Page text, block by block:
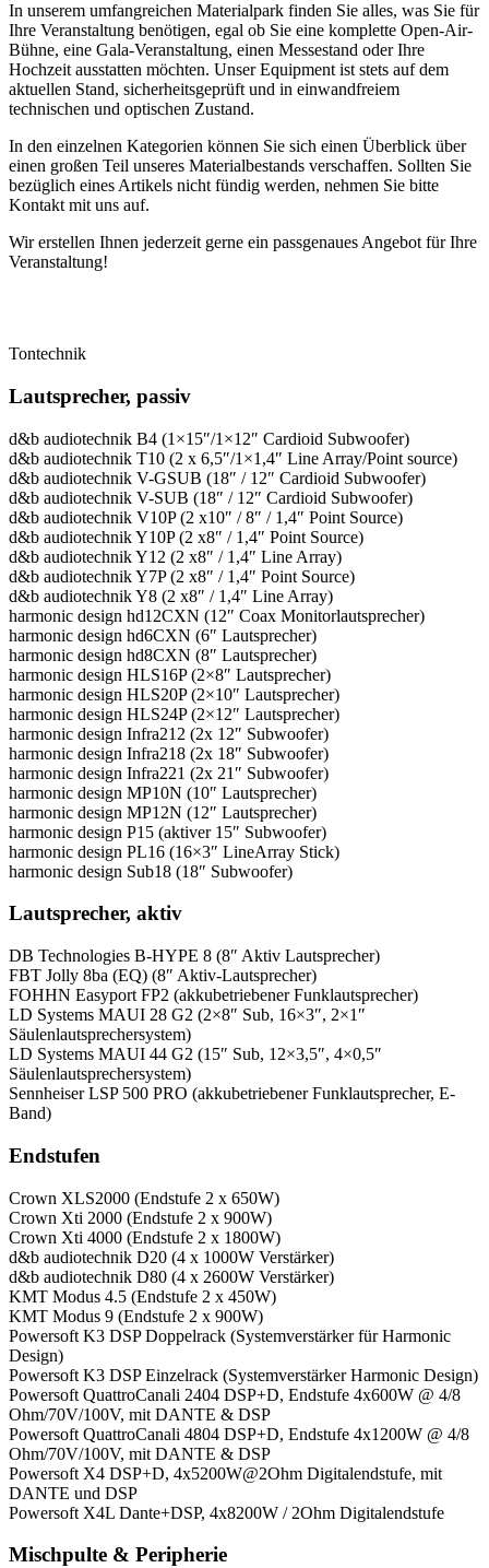
In unserem umfangreichen Materialpark finden Sie alles, was Sie für
Ihre Veranstaltung benötigen, egal ob Sie eine komplette Open-Air-
Bühne, eine Gala-Veranstaltung, einen Messestand oder Ihre
Hochzeit ausstatten möchten. Unser Equipment ist stets auf dem
aktuellen Stand, sicherheitsgeprüft und in einwandfreiem
technischen und optischen Zustand.
In den einzelnen Kategorien können Sie sich einen Überblick über
einen großen Teil unseres Materialbestands verschaffen. Sollten Sie
bezüglich eines Artikels nicht fündig werden, nehmen Sie bitte
Kontakt mit uns auf.
Wir erstellen Ihnen jederzeit gerne ein passgenaues Angebot für Ihre
Veranstaltung!
Tontechnik
Lautsprecher, passiv
d&b audiotechnik B4 (1×15″/1×12″ Cardioid Subwoofer)
d&b audiotechnik T10 (2 x 6,5″/1×1,4″ Line Array/Point source)
d&b audiotechnik V-GSUB (18″ / 12″ Cardioid Subwoofer)
d&b audiotechnik V-SUB (18″ / 12″ Cardioid Subwoofer)
d&b audiotechnik V10P (2 x10″ / 8″ / 1,4″ Point Source)
d&b audiotechnik Y10P (2 x8″ / 1,4″ Point Source)
d&b audiotechnik Y12 (2 x8″ / 1,4″ Line Array)
d&b audiotechnik Y7P (2 x8″ / 1,4″ Point Source)
d&b audiotechnik Y8 (2 x8″ / 1,4″ Line Array)
harmonic design hd12CXN (12″ Coax Monitorlautsprecher)
harmonic design hd6CXN (6″ Lautsprecher)
harmonic design hd8CXN (8″ Lautsprecher)
harmonic design HLS16P (2×8″ Lautsprecher)
harmonic design HLS20P (2×10″ Lautsprecher)
harmonic design HLS24P (2×12″ Lautsprecher)
harmonic design Infra212 (2x 12″ Subwoofer)
harmonic design Infra218 (2x 18″ Subwoofer)
harmonic design Infra221 (2x 21″ Subwoofer)
harmonic design MP10N (10″ Lautsprecher)
harmonic design MP12N (12″ Lautsprecher)
harmonic design P15 (aktiver 15″ Subwoofer)
harmonic design PL16 (16×3″ LineArray Stick)
harmonic design Sub18 (18″ Subwoofer)
Lautsprecher, aktiv
DB Technologies B-HYPE 8 (8″ Aktiv Lautsprecher)
FBT Jolly 8ba (EQ) (8″ Aktiv-Lautsprecher)
FOHHN Easyport FP2 (akkubetriebener Funklautsprecher)
LD Systems MAUI 28 G2 (2×8″ Sub, 16×3″, 2×1″
Säulenlautsprechersystem)
LD Systems MAUI 44 G2 (15″ Sub, 12×3,5″, 4×0,5″
Säulenlautsprechersystem)
Sennheiser LSP 500 PRO (akkubetriebener Funklautsprecher, E-
Band)
Endstufen
Crown XLS2000 (Endstufe 2 x 650W)
Crown Xti 2000 (Endstufe 2 x 900W)
Crown Xti 4000 (Endstufe 2 x 1800W)
d&b audiotechnik D20 (4 x 1000W Verstärker)
d&b audiotechnik D80 (4 x 2600W Verstärker)
KMT Modus 4.5 (Endstufe 2 x 450W)
KMT Modus 9 (Endstufe 2 x 900W)
Powersoft K3 DSP Doppelrack (Systemverstärker für Harmonic
Design)
Powersoft K3 DSP Einzelrack (Systemverstärker Harmonic Design)
Powersoft QuattroCanali 2404 DSP+D, Endstufe 4x600W @ 4/8
Ohm/70V/100V, mit DANTE & DSP
Powersoft QuattroCanali 4804 DSP+D, Endstufe 4x1200W @ 4/8
Ohm/70V/100V, mit DANTE & DSP
Powersoft X4 DSP+D, 4x5200W@2Ohm Digitalendstufe, mit
DANTE und DSP
Powersoft X4L Dante+DSP, 4x8200W / 2Ohm Digitalendstufe
Mischpulte & Peripherie